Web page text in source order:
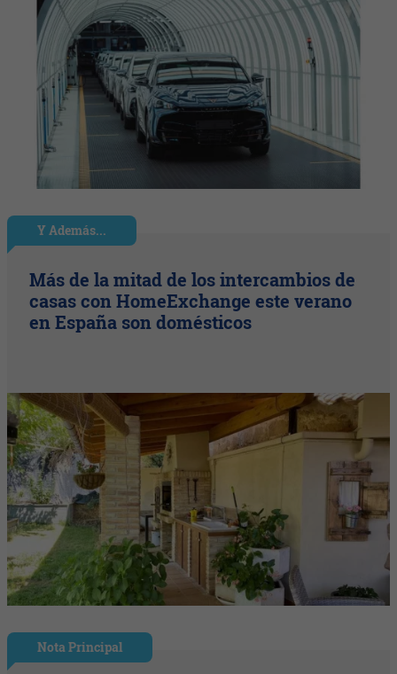
Y Además...
Más de la mitad de los intercambios de
casas con HomeExchange este verano
en España son domésticos
Nota Principal